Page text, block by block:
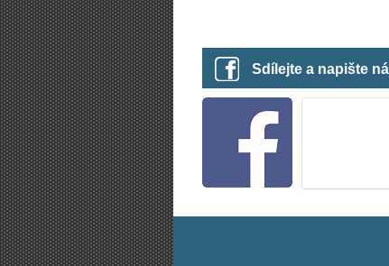
Sdílejte a napište